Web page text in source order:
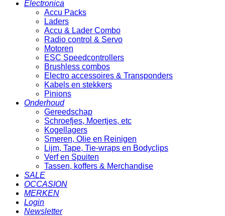
Electronica
Accu Packs
Laders
Accu & Lader Combo
Radio control & Servo
Motoren
ESC Speedcontrollers
Brushless combos
Electro accessoires & Transponders
Kabels en stekkers
Pinions
Onderhoud
Gereedschap
Schroefjes, Moertjes, etc
Kogellagers
Smeren, Olie en Reinigen
Lijm, Tape, Tie-wraps en Bodyclips
Verf en Spuiten
Tassen, koffers & Merchandise
SALE
OCCASION
MERKEN
Login
Newsletter